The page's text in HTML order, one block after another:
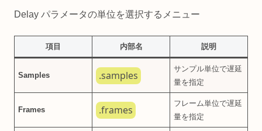
Delay パラメータの単位を選択するメニュー
項目 内部名 説明
Samples .samples
サンプル単位で遅延
量を指定
Frames .frames
フレーム単位で遅延
量を指定